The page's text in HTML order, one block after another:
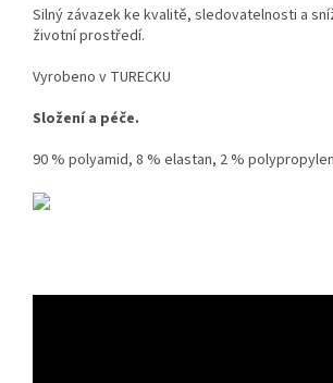
Silný závazek ke kvalitě, sledovatelnosti a
životní prostředí.
Vyrobeno v TURECKU
Složení a péče.
90 % polyamid, 8 % elastan, 2 % polypropylen